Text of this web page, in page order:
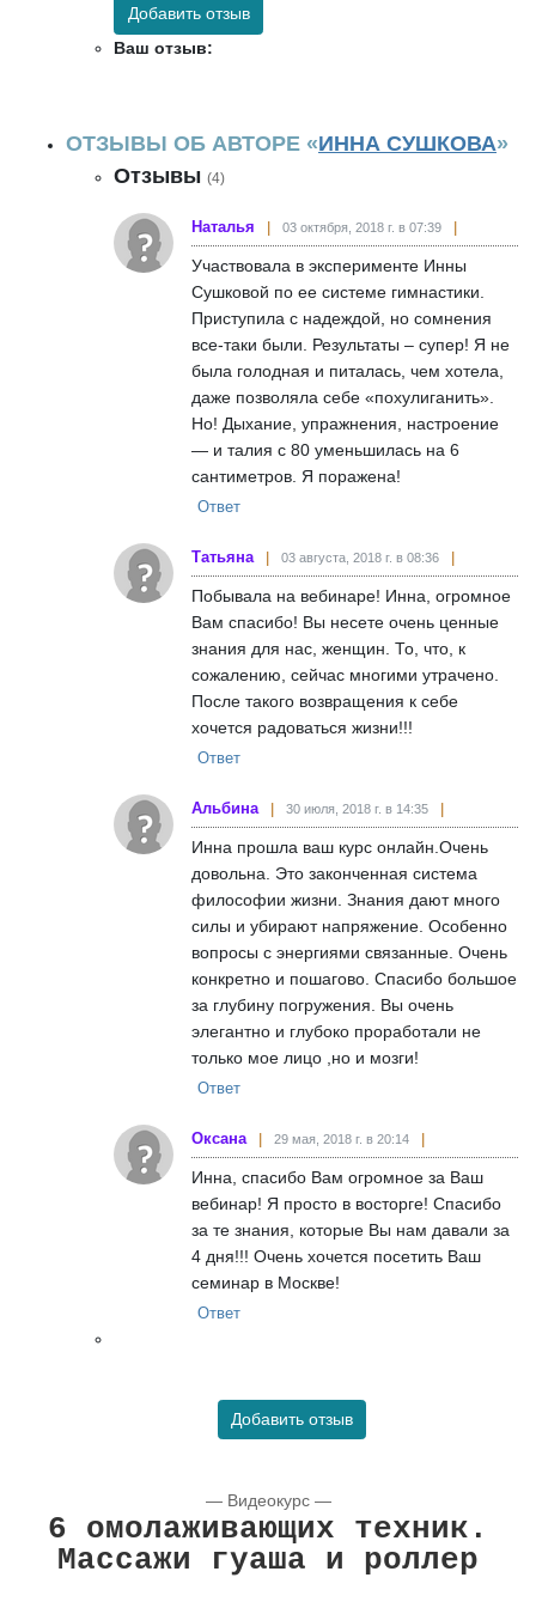
Если у вас уже есть скребок, и он вам нравится,
С роллерами все ещё проще. Почти все они
некоторых роллеров ребристая поверхность,
которая позволяет глубже воздействовать на
определённые точки. Я рекомендую вам для
начала приобрести гладкие варианты.
ГДЕ КУПИТЬ
В любом интернет-магазине, например на
Ozon, Wildberries, Amazon или в
профессиональных магазины (для
ВНИМАНИЕ!
При покупке каменных бьюти-гаджетов важно,
чтобы они были сделаны из цельного
натурального камня, а не из крошки (иногда
пишут «имитация», но чаще ничего не
написано). Они дешевле, но при производстве
токсичное вещество способно перечеркнуть
всю пользу от массажа. Поэтому обязательно
проверяйте наличие сертификата качества.
Добавить отзыв
Ваш отзыв:
ОТЗЫВЫ ОБ АВТОРЕ «ИННА СУШКОВА»
Отзывы (4)
Наталья 03 октября, 2018 г. в 07:39
Участвовала в эксперименте Инны
Сушковой по ее системе гимнастики.
Приступила с надеждой, но сомнения
все-таки были. Результаты – супер! Я не
была голодная и питалась, чем хотела,
даже позволяла себе «похулиганить».
Но! Дыхание, упражнения, настроение
— и талия с 80 уменьшилась на 6
сантиметров. Я поражена!
Ответ
Татьяна 03 августа, 2018 г. в 08:36
Побывала на вебинаре! Инна, огромное
Вам спасибо! Вы несете очень ценные
знания для нас, женщин. То, что, к
сожалению, сейчас многими утрачено.
После такого возвращения к себе
хочется радоваться жизни!!!
Ответ
Альбина 30 июля, 2018 г. в 14:35
Инна прошла ваш курс онлайн.Очень
довольна. Это законченная система
философии жизни. Знания дают много
силы и убирают напряжение. Особенно
вопросы с энергиями связанные. Очень
конкретно и пошагово. Спасибо большое
за глубину погружения. Вы очень
элегантно и глубоко проработали не
только мое лицо ,но и мозги!
Ответ
Оксана 29 мая, 2018 г. в 20:14
Инна, спасибо Вам огромное за Ваш
вебинар! Я просто в восторге! Спасибо
за те знания, которые Вы нам давали за
4 дня!!! Очень хочется посетить Ваш
семинар в Москве!
Ответ
Добавить отзыв
— Видеокурс —
6 омолаживающих техник.
Массажи гуаша и роллер